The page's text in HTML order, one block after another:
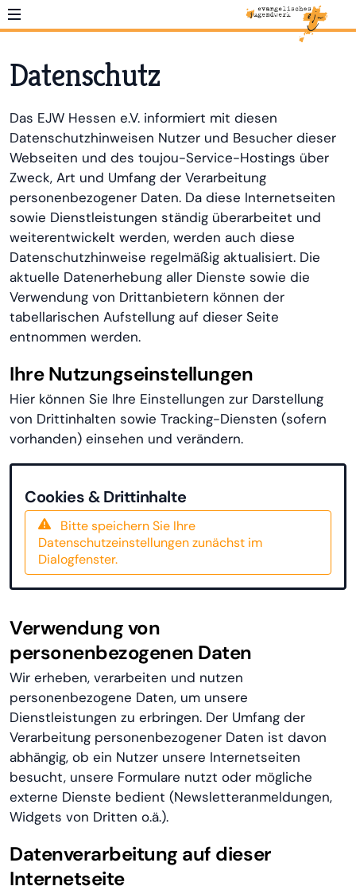
Datenschutz
Das EJW Hessen e.V. informiert mit diesen
Datenschutzhinweisen Nutzer und Besucher dieser
Webseiten und des toujou-Service-Hostings über
Zweck, Art und Umfang der Verarbeitung
personenbezogener Daten. Da diese Internetseiten
sowie Dienstleistungen ständig überarbeitet und
weiterentwickelt werden, werden auch diese
Datenschutzhinweise regelmäßig aktualisiert. Die
aktuelle Datenerhebung aller Dienste sowie die
Verwendung von Drittanbietern können der
tabellarischen Aufstellung auf dieser Seite
entnommen werden.
Ihre Nutzungseinstellungen
Hier können Sie Ihre Einstellungen zur Darstellung
von Drittinhalten sowie Tracking-Diensten (sofern
vorhanden) einsehen und verändern.
Cookies & Drittinhalte
Bitte speichern Sie Ihre
Datenschutzeinstellungen zunächst im
Dialogfenster.
Verwendung von
personenbezogenen Daten
Wir erheben, verarbeiten und nutzen
personenbezogene Daten, um unsere
Dienstleistungen zu erbringen. Der Umfang der
Verarbeitung personenbezogener Daten ist davon
abhängig, ob ein Nutzer unsere Internetseiten
besucht, unsere Formulare nutzt oder mögliche
externe Dienste bedient (Newsletteranmeldungen,
Widgets von Dritten o.ä.).
Datenverarbeitung auf dieser
Internetseite